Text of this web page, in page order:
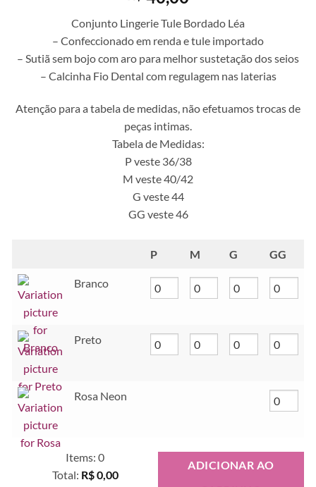
Conjunto Lingerie Tule Bordado Léa
– Confeccionado em renda e tule importado
– Sutiã sem bojo com aro para melhor sustetação dos seios
– Calcinha Fio Dental com regulagem nas laterias
Atenção para a tabela de medidas, não efetuamos trocas de
peças intimas.
Tabela de Medidas:
P veste 36/38
M veste 40/42
G veste 44
GG veste 46
P M G GG
Branco
Preto
Rosa Neon
Items: 0
Total: R$ 0,00
ADICIONAR AO